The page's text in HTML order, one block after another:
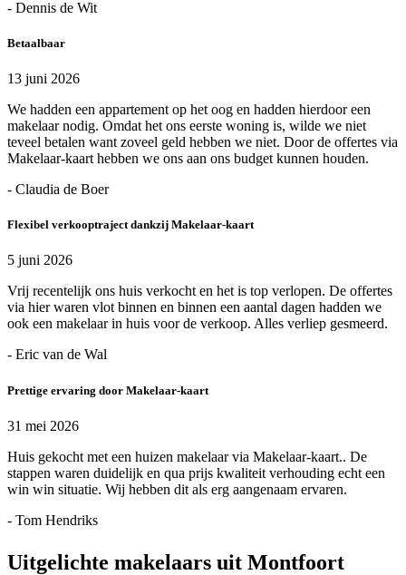
- Dennis de Wit
Betaalbaar
13 juni 2026
We hadden een appartement op het oog en hadden hierdoor een
makelaar nodig. Omdat het ons eerste woning is, wilde we niet
teveel betalen want zoveel geld hebben we niet. Door de offertes via
Makelaar-kaart hebben we ons aan ons budget kunnen houden.
- Claudia de Boer
Flexibel verkooptraject dankzij Makelaar-kaart
5 juni 2026
Vrij recentelijk ons huis verkocht en het is top verlopen. De offertes
via hier waren vlot binnen en binnen een aantal dagen hadden we
ook een makelaar in huis voor de verkoop. Alles verliep gesmeerd.
- Eric van de Wal
Prettige ervaring door Makelaar-kaart
31 mei 2026
Huis gekocht met een huizen makelaar via Makelaar-kaart.. De
stappen waren duidelijk en qua prijs kwaliteit verhouding echt een
win win situatie. Wij hebben dit als erg aangenaam ervaren.
- Tom Hendriks
Uitgelichte makelaars uit Montfoort